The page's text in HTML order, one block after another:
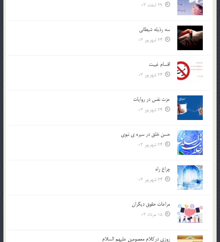
29 اسفند 03
سه رذیله شیطانی
24 شهریور 03
اقسام غيبت
24 شهریور 03
عزت نفس در روايات
24 شهریور 03
حسن خلق در سيره ي نبوي
24 شهریور 03
چراغ راه
24 شهریور 03
مراعات حقوق ديگران
15 مرداد 03
روزي دركلام معصومين عليهم السلام